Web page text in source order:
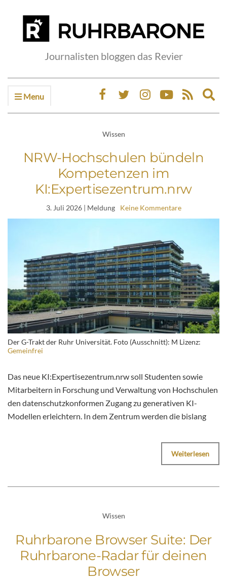
Journalisten bloggen das Revier
Menu
Wissen
NRW-Hochschulen bündeln
Kompetenzen im
KI:Expertisezentrum.nrw
3. Juli 2026| Meldung Keine Kommentare
Der G-Trakt der Ruhr Universität. Foto (Ausschnitt): M Lizenz:
Gemeinfrei
Das neue KI:Expertisezentrum.nrw soll Studenten sowie
Mitarbeitern in Forschung und Verwaltung von Hochschulen
den datenschutzkonformen Zugang zu generativen KI-
Modellen erleichtern. In dem Zentrum werden die bislang
Weiterlesen
Wissen
Ruhrbarone Browser Suite: Der
Ruhrbarone-Radar für deinen
Browser